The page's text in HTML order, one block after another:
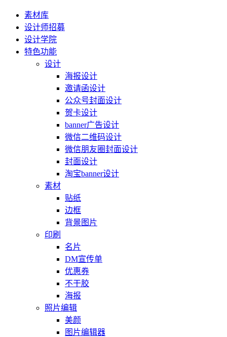
素材库
设计师招募
设计学院
特色功能
设计
海报设计
邀请函设计
公众号封面设计
贺卡设计
banner广告设计
微信二维码设计
微信朋友圈封面设计
封面设计
淘宝banner设计
素材
贴纸
边框
背景图片
印刷
名片
DM宣传单
优惠券
不干胶
海报
照片编辑
美颜
图片编辑器